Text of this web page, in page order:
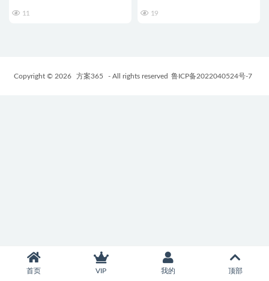
11 19
Copyright © 2026 方案365 - All rights reserved 鲁ICP备2022040524号-7
首页 VIP 我的 顶部